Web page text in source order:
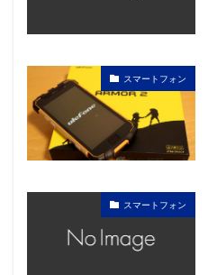
スマートフォン
スマートフォン